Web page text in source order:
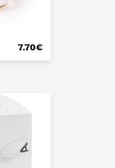
7.70€